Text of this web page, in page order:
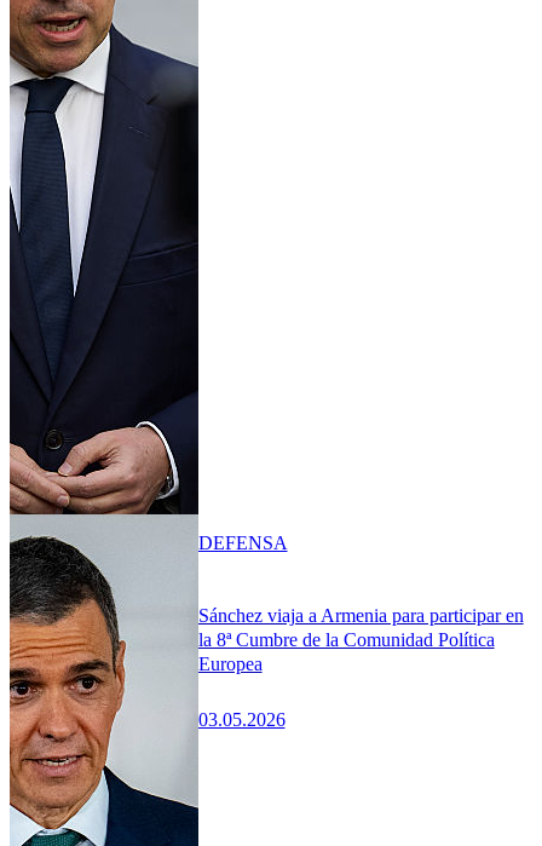
Sánchez viaja a Armenia para participar en
la 8ª Cumbre de la Comunidad Política
Europea
03.05.2026
DEFENSA